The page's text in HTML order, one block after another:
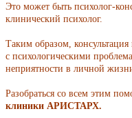
Это может быть психолог-
клинический психолог.
Таким образом, консультация
с психологическими
неприятности в личной
Разобраться со всем этим
клиники АРИСТАРХ.